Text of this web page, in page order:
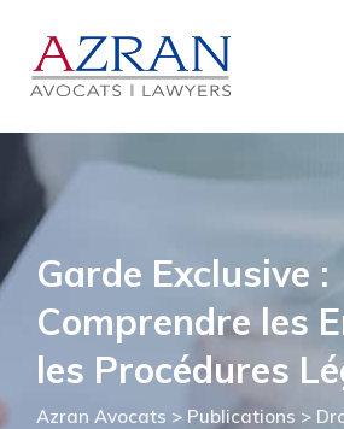
content
Garde Exclusive :
Comprendre les
les Procédures
Azran Avocats > Publications >